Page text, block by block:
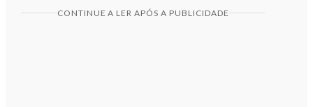
CONTINUE A LER APÓS A PUBLICIDADE